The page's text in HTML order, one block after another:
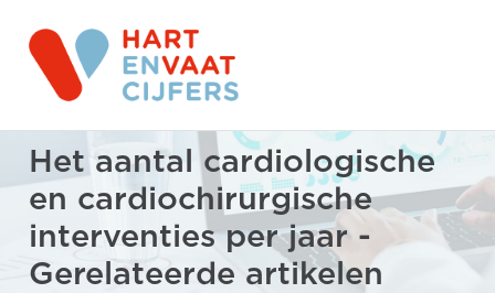
Het aantal cardiologische
en cardiochirurgische
interventies per jaar -
Gerelateerde artikelen